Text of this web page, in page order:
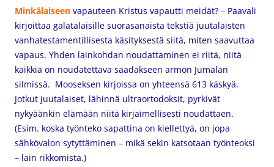
Minkälaiseen vapauteen Kristus vapautti meidät? – Paavali
kirjoittaa galatalaisille suorasanaista tekstiä juutalaisten
vanhatestamentillisesta käsityksestä siitä, miten saavuttaa
vapaus. Yhden lainkohdan noudattaminen ei riitä, niitä
kaikkia on noudatettava saadakseen armon Jumalan
silmissä. Mooseksen kirjoissa on yhteensä 613 käskyä.
Jotkut juutalaiset, lähinnä ultraortodoksit, pyrkivät
nykyäänkin elämään niitä kirjaimellisesti noudattaen.
(Esim. koska työnteko sapattina on kiellettyä, on jopa
sähkövalon sytyttäminen – mikä sekin katsotaan työnteoksi
– lain rikkomista.)